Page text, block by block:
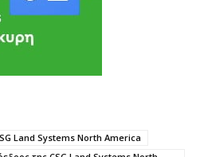
Land Systems North America